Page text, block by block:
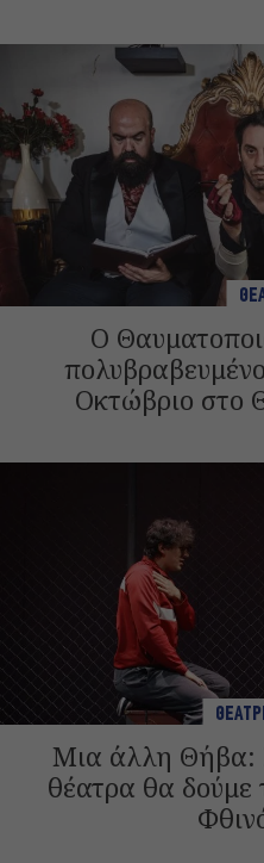
Ο
Οκτώβριο στο
Μια άλλη Θήβα:
θέατρα θα